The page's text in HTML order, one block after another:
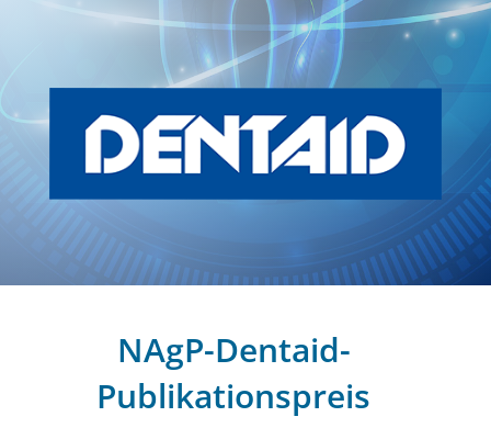
NAgP-Dentaid-
Publikationspreis